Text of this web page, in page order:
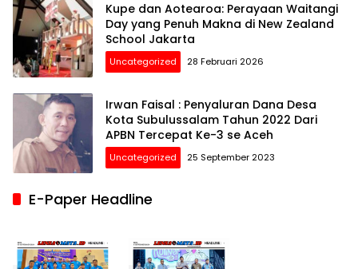
Kupe dan Aotearoa: Perayaan Waitangi
Day yang Penuh Makna di New Zealand
School Jakarta
Uncategorized 28 Februari 2026
Irwan Faisal : Penyaluran Dana Desa
Kota Subulussalam Tahun 2022 Dari
APBN Tercepat Ke-3 se Aceh
Uncategorized 25 September 2023
E-Paper Headline